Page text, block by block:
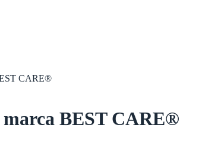
CARE®
BEST CARE®